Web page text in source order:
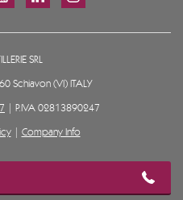
SRL
Schiavon (VI) ITALY
| P.IVA 02813890247
| Company Info